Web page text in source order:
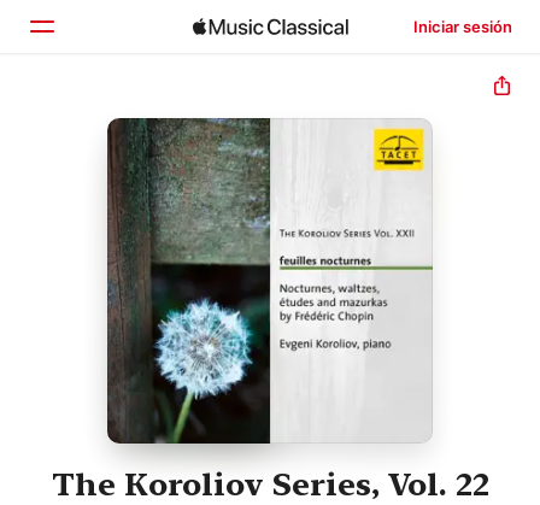
Iniciar sesión
Inicio
Explorar
Buscar
The Koroliov Series, Vol. 22